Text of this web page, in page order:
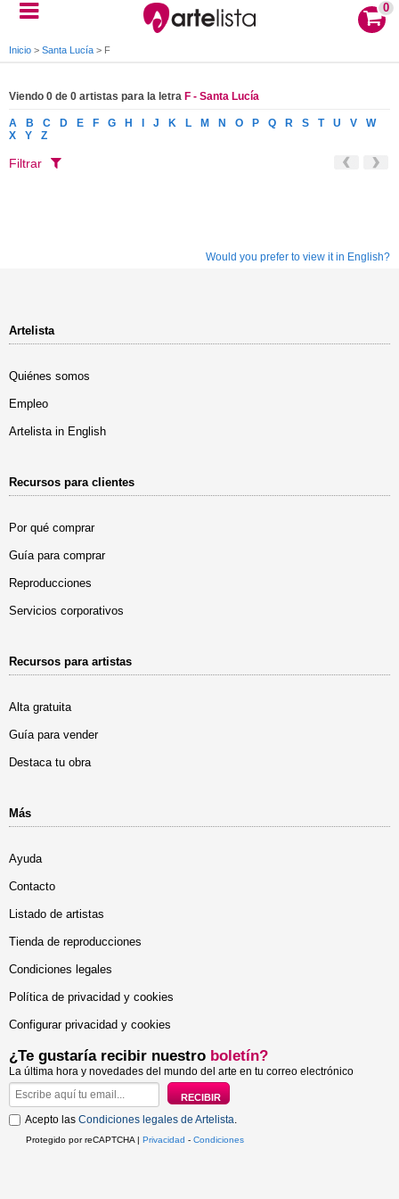
0
Inicio > Santa Lucía > F
Viendo 0 de 0 artistas para la letra F - Santa Lucía
A B C D E F G H J K L M N O P Q R S T U V
W
X
Y Z
Filtrar
Would you prefer to view it in English?
Artelista
Quiénes somos
Empleo
Artelista in English
Recursos para clientes
Por qué comprar
Guía para comprar
Reproducciones
Servicios corporativos
Recursos para artistas
Alta gratuita
Guía para vender
Destaca tu obra
Más
Ayuda
Contacto
Listado de artistas
Tienda de reproducciones
Condiciones legales
Política de privacidad y cookies
Configurar privacidad y cookies
¿Te gustaría recibir nuestro boletín?
La última hora y novedades del mundo del arte en tu correo electrónico
Acepto las Condiciones legales de Artelista.
Protegido por reCAPTCHA | Privacidad - Condiciones